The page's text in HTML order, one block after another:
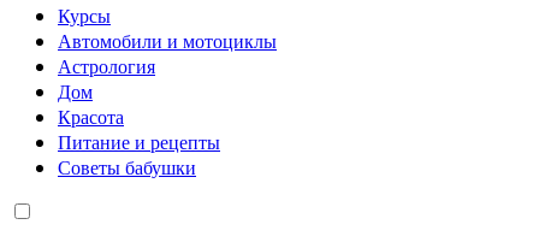
Курсы
Автомобили и мотоциклы
Астрология
Дом
Красота
Питание и рецепты
Советы бабушки